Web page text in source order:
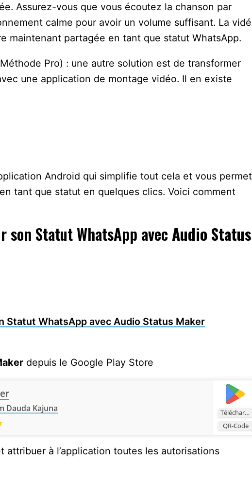
Assurez-vous que vous écoutez la chanson par
calme pour avoir un volume suffisant. La
maintenant partagée en tant que statut WhatsApp.
Pro) : une autre solution est de transformer
une application de montage vidéo. Il en existe
Android qui simplifie tout cela et vous permet
tant que statut en quelques clics. Voici comment
son Statut WhatsApp avec Audio Status
Statut WhatsApp avec Audio Status Maker
depuis le Google Play Store
Télécharger
QR-Code
Dauda Kajuna
attribuer à l’application toutes les autorisations